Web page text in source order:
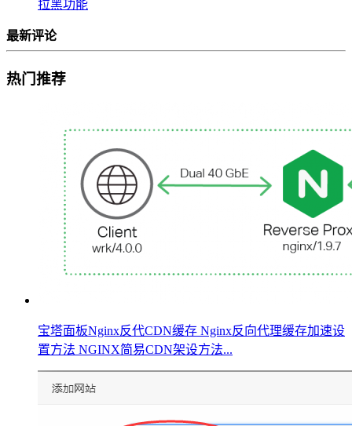
拉黑功能
最新评论
热门推荐
宝塔面板Nginx反代CDN缓存 Nginx反向代理缓存加速设
置方法 NGINX简易CDN架设方法...